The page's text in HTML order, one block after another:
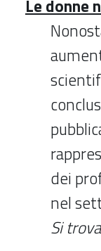
Le donne
dei
nel
Si